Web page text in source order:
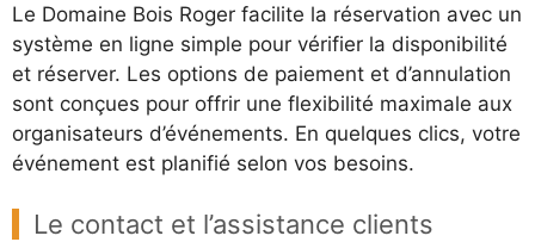
Le Domaine Bois Roger facilite la réservation avec un
système en ligne simple pour vérifier la disponibilité
et réserver. Les options de paiement et d’annulation
sont conçues pour offrir une flexibilité maximale aux
organisateurs d’événements. En quelques clics, votre
événement est planifié selon vos besoins.
Le contact et l’assistance clients